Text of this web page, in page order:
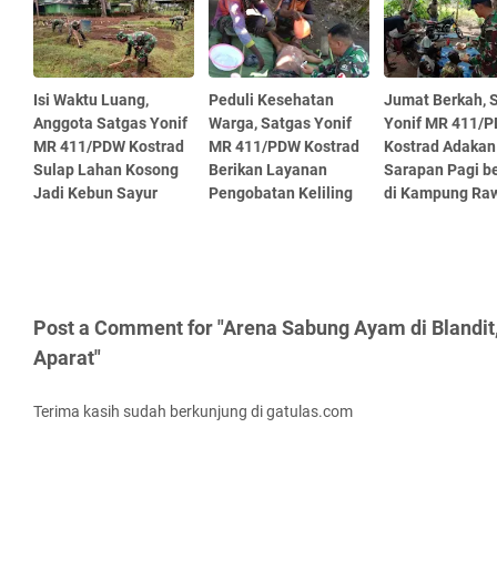
Isi Waktu Luang,
Anggota Satgas Yonif
MR 411/PDW Kostrad
Sulap Lahan Kosong
Jadi Kebun Sayur
Peduli Kesehatan
Warga, Satgas Yonif
MR 411/PDW Kostrad
Berikan Layanan
Pengobatan Keliling
Jumat Berkah,
Yonif MR 411/
Kostrad Adakan
Sarapan Pagi
di Kampung
Post a Comment for "Arena Sabung Ayam di
Aparat"
Terima kasih sudah berkunjung di gatulas.com